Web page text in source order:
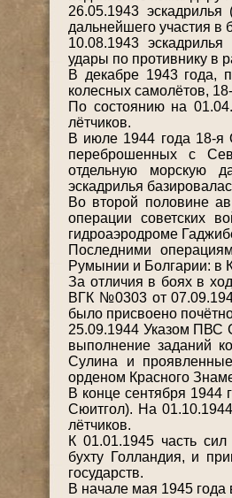
26.05.1943
дальнейшего участия в
10.08.1943
удары по противнику в
В декабре 1943 года,
колесных самолётов,
По состоянию на
лётчиков.
В июле 1944 года 18-я
переброшенных с
отдельную морскую
эскадрилья
Во второй половине
операции советских
гидроаэродроме
Последними
Румынии и Болгарии: в
За отличия в боях в
ВГК №0303 от
было присвоено
25.09.1944 Указом
выполнение заданий
Сулина и
орденом Красного
В конце сентября 1944
Сюитгол). На
лётчиков.
К 01.01.1945 часть
бухту Голландия, и
государств.
В начале мая 1945 года